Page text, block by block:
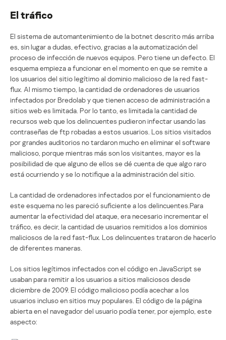
El tráfico
El sistema de automantenimiento de la botnet descrito más arriba
es, sin lugar a dudas, efectivo, gracias a la automatización del
proceso de infección de nuevos equipos. Pero tiene un defecto. El
esquema empieza a funcionar en el momento en que se remite a
los usuarios del sitio legítimo al dominio malicioso de la red fast-
flux. Al mismo tiempo, la cantidad de ordenadores de usuarios
infectados por Bredolab y que tienen acceso de administración a
sitios web es limitada. Por lo tanto, es limitada la cantidad de
recursos web que los delincuentes pudieron infectar usando las
contraseñas de ftp robadas a estos usuarios. Los sitios visitados
por grandes auditorios no tardaron mucho en eliminar el software
malicioso, porque mientras más son los visitantes, mayor es la
posibilidad de que alguno de ellos se dé cuenta de que algo raro
está ocurriendo y se lo notifique a la administración del sitio.
La cantidad de ordenadores infectados por el funcionamiento de
este esquema no les pareció suficiente a los delincuentes.Para
aumentar la efectividad del ataque, era necesario incrementar el
tráfico, es decir, la cantidad de usuarios remitidos a los dominios
maliciosos de la red fast-flux. Los delincuentes trataron de hacerlo
de diferentes maneras.
Los sitios legítimos infectados con el código en JavaScript se
usaban para remitir a los usuarios a sitios maliciosos desde
diciembre de 2009. El código malicioso podía acechar a los
usuarios incluso en sitios muy populares. El código de la página
abierta en el navegador del usuario podía tener, por ejemplo, este
aspecto: